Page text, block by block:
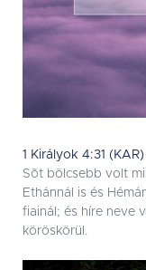
1 Királyok 4:31 (KAR)
Sõt bölcsebb volt
Ethánnál is és
fiainál; és híre neve
köröskörül.